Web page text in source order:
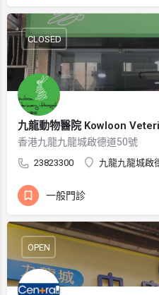
九龍動物醫院 Kowloon
香港九龍九龍城啟德道50號
23823300 九龍九龍城啟
CLOSED
一般門診
OPEN